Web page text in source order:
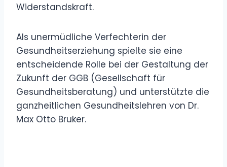
Widerstandskraft.
Als unermüdliche Verfechterin der
Gesundheitserziehung spielte sie eine
entscheidende Rolle bei der Gestaltung der
Zukunft der GGB (Gesellschaft für
Gesundheitsberatung) und unterstützte die
ganzheitlichen Gesundheitslehren von Dr.
Max Otto Bruker.